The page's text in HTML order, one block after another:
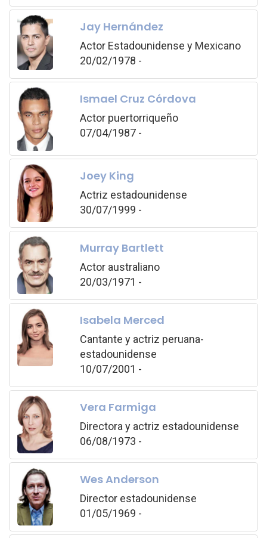
Jay Hernández
Actor Estadounidense y Mexicano
20/02/1978 -
Ismael Cruz Córdova
Actor puertorriqueño
07/04/1987 -
Joey King
Actriz estadounidense
30/07/1999 -
Murray Bartlett
Actor australiano
20/03/1971 -
Isabela Merced
Cantante y actriz peruana-
estadounidense
10/07/2001 -
Vera Farmiga
Directora y actriz estadounidense
06/08/1973 -
Wes Anderson
Director estadounidense
01/05/1969 -